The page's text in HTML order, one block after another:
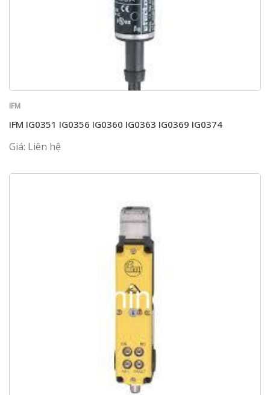
IFM
IFM IG0351 IG0356 IG0360 IG0363 IG0369 IG0374
Giá: Liên hệ